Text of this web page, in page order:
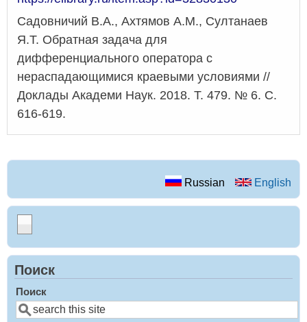
Садовничий В.А., Ахтямов А.М., Султанаев
Я.Т. Обратная задача для
дифференциального оператора с
нераспадающимися краевыми условиями //
Доклады Академи Наук. 2018. Т. 479. № 6. С.
616-619.
Russian English
Поиск
Поиск